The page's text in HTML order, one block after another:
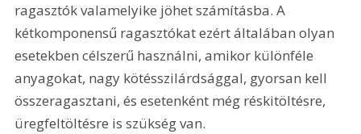
ragasztók valamelyike jöhet számításba. A
kétkomponensű ragasztókat ezért általában olyan
esetekben célszerű használni, amikor különféle
anyagokat, nagy kötésszilárdsággal, gyorsan kell
összeragasztani, és esetenként még réskitöltésre,
üregfeltöltésre is szükség van.